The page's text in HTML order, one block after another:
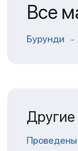
Все
Бурунди -
Другие
Проведены